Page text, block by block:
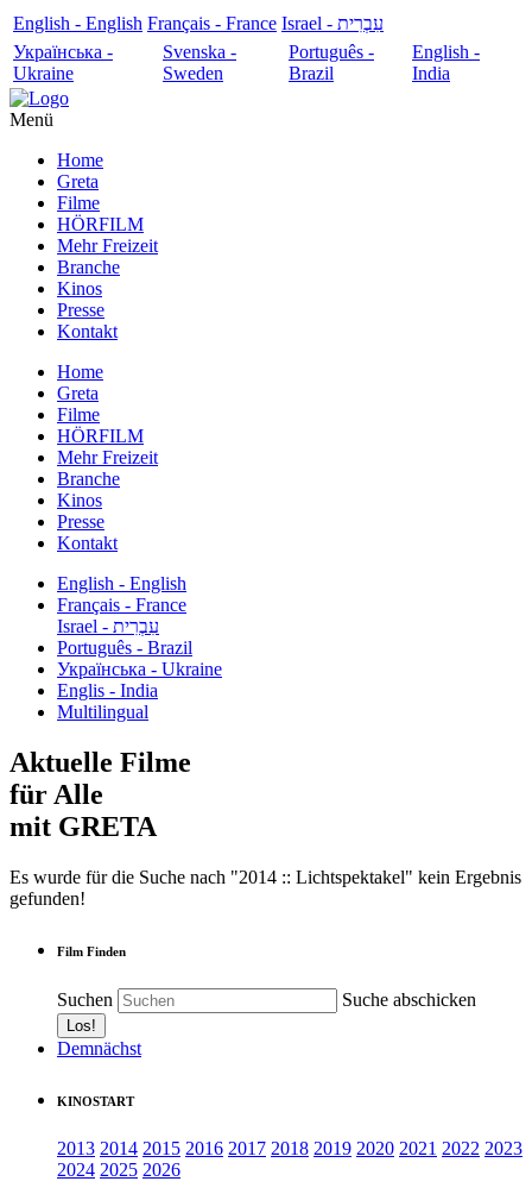
English - English Français - France
עִבְרִית - Israel
Українська -
Ukraine
Svenska -
Sweden
Português -
Brazil
English -
India
Menü
Home
Greta
Filme
HÖRFILM
Mehr Freizeit
Branche
Kinos
Presse
Kontakt
Home
Greta
Filme
HÖRFILM
Mehr Freizeit
Branche
Kinos
Presse
Kontakt
English - English
Français - France
עִבְרִית - Israel
Português - Brazil
Українська - Ukraine
Englis - India
Multilingual
Aktuelle Filme
für Alle
mit GRETA
Es wurde für die Suche nach "2014 :: Lichtspektakel" kein Ergebnis
gefunden!
Film Finden
Suchen Suche abschicken
Demnächst
KINOSTART
2013 2014 2015 2016 2017 2018 2019 2020 2021 2022 2023
2024 2025 2026